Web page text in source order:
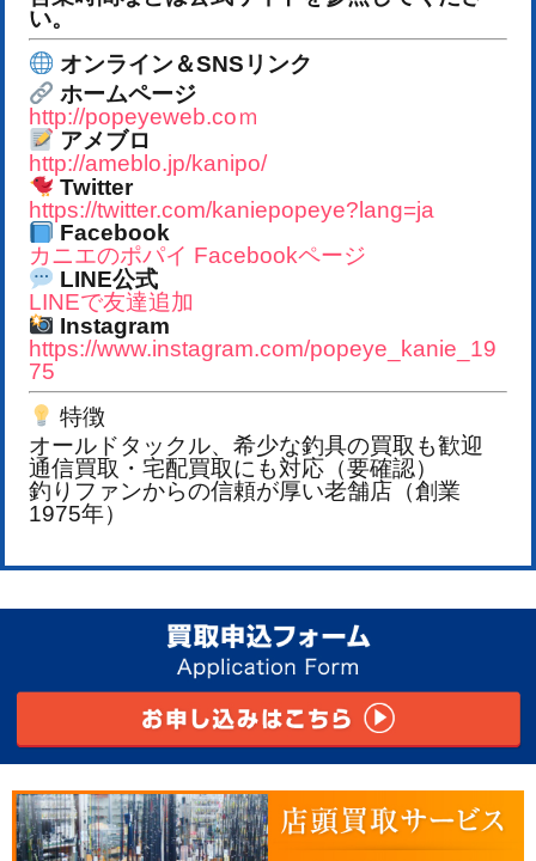
い。
オンライン＆SNSリンク
ホームページ
http://popeyeweb.coｍ
アメブロ
http://ameblo.jp/kanipo/
Twitter
https://twitter.com/kaniepopeye?lang=ja
Facebook
カニエのポパイ Facebookページ
LINE公式
LINEで友達追加
Instagram
https://www.instagram.com/popeye_kanie_19
75
特徴
オールドタックル、希少な釣具の買取も歓迎
通信買取・宅配買取にも対応（要確認）
釣りファンからの信頼が厚い老舗店（創業
1975年）